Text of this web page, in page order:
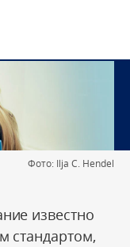
Фото: Ilja C. Hendel
известно
стандартом,